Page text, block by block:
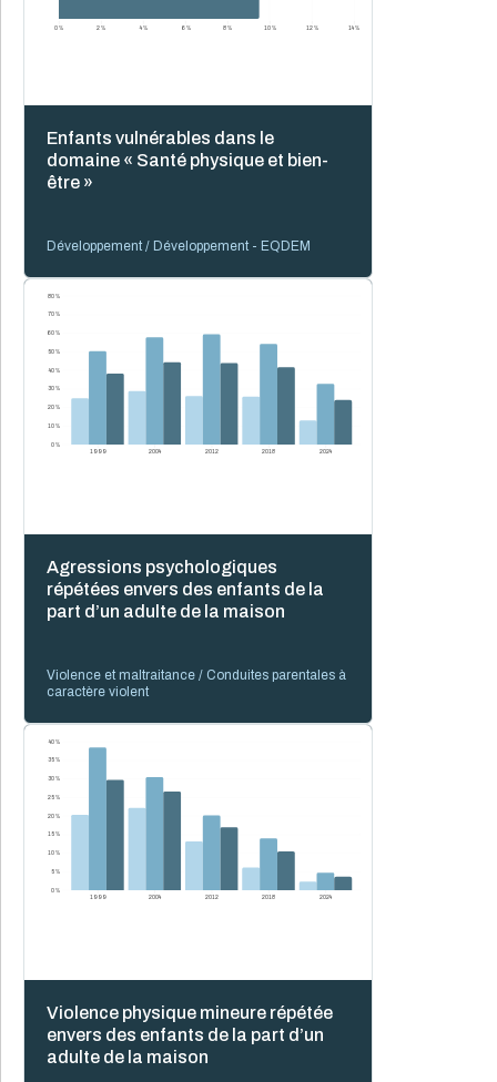
0 % 2 % 4 % 6 % 8 % 10 % 12 % 14 %
Enfants vulnérables dans le
domaine « Santé physique et bien-
être »
Développement / Développement - EQDEM
1999 2004 2012 2018 2024
0 %
10 %
20 %
30 %
40 %
50 %
60 %
70 %
80 %
Agressions psychologiques
répétées envers des enfants de la
part d’un adulte de la maison
Violence et maltraitance / Conduites parentales à
caractère violent
1999 2004 2012 2018 2024
0 %
5 %
10 %
15 %
20 %
25 %
30 %
35 %
40 %
Violence physique mineure répétée
envers des enfants de la part d’un
adulte de la maison